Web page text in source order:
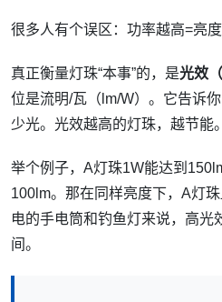
很多人有个误区：功率越高=亮
真正衡量灯珠“本事”的，是光效
位是流明/瓦（lm/W）。它告诉
少光。光效越高的灯珠，越节能。
举个例子，A灯珠1W能达到
100lm。那在同样亮度下，A灯
电的手电筒和钓鱼灯来说，高光
间。